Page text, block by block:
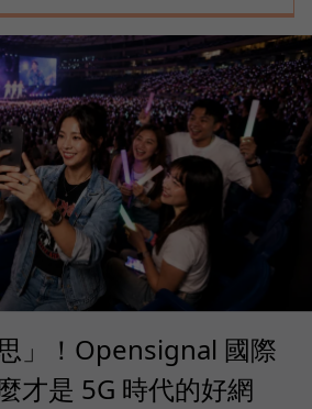
」！Opensignal 國際
才是 5G 時代的好網